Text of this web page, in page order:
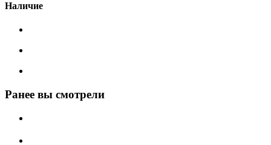
Наличие
Ранее вы смотрели